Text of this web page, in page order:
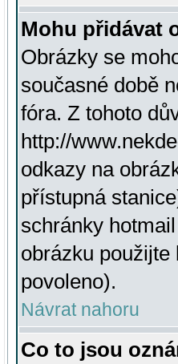
Mohu přidávat
Obrázky se
současné době
fóra. Z tohoto
http://
odkazy na
přístupná
schránky
obrázku
povoleno).
Návrat nahoru
Co to jsou